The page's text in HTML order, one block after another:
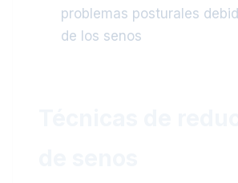
problemas posturales
de los senos